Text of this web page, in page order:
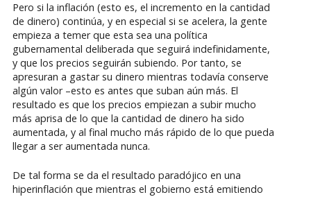
Pero si la inflación (esto es, el incremento en la cantidad
de dinero) continúa, y en especial si se acelera, la gente
empieza a temer que esta sea una política
gubernamental deliberada que seguirá indefinidamente,
y que los precios seguirán subiendo. Por tanto, se
apresuran a gastar su dinero mientras todavía conserve
algún valor –esto es antes que suban aún más. El
resultado es que los precios empiezan a subir mucho
más aprisa de lo que la cantidad de dinero ha sido
aumentada, y al final mucho más rápido de lo que pueda
llegar a ser aumentada nunca.
De tal forma se da el resultado paradójico en una
hiperinflación que mientras el gobierno está emitiendo